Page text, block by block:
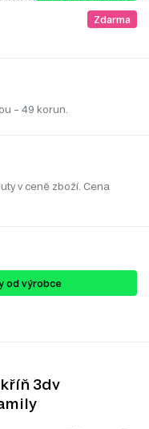
Zdarma
– 49 korun.
v ceně zboží. Cena
od výrobce
3dv